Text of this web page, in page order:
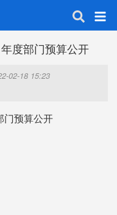
度部门预算公开
02-18 15:23
门预算公开